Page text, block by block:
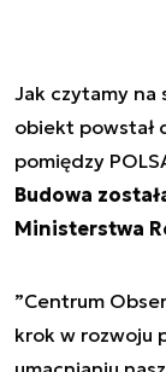
Jak czytamy na
obiekt powstał
pomiędzy
Budowa
Ministerstwa
”Centrum
krok w rozwoju